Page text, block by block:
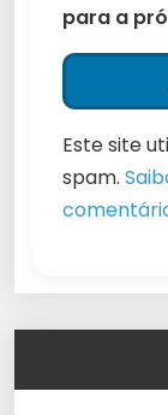
para a
Este site
spam.